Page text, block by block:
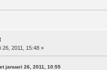
26, 2011, 15:48 »
januari 26, 2011, 10:55